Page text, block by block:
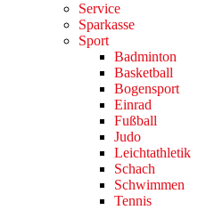
Service
Sparkasse
Sport
Badminton
Basketball
Bogensport
Einrad
Fußball
Judo
Leichtathletik
Schach
Schwimmen
Tennis